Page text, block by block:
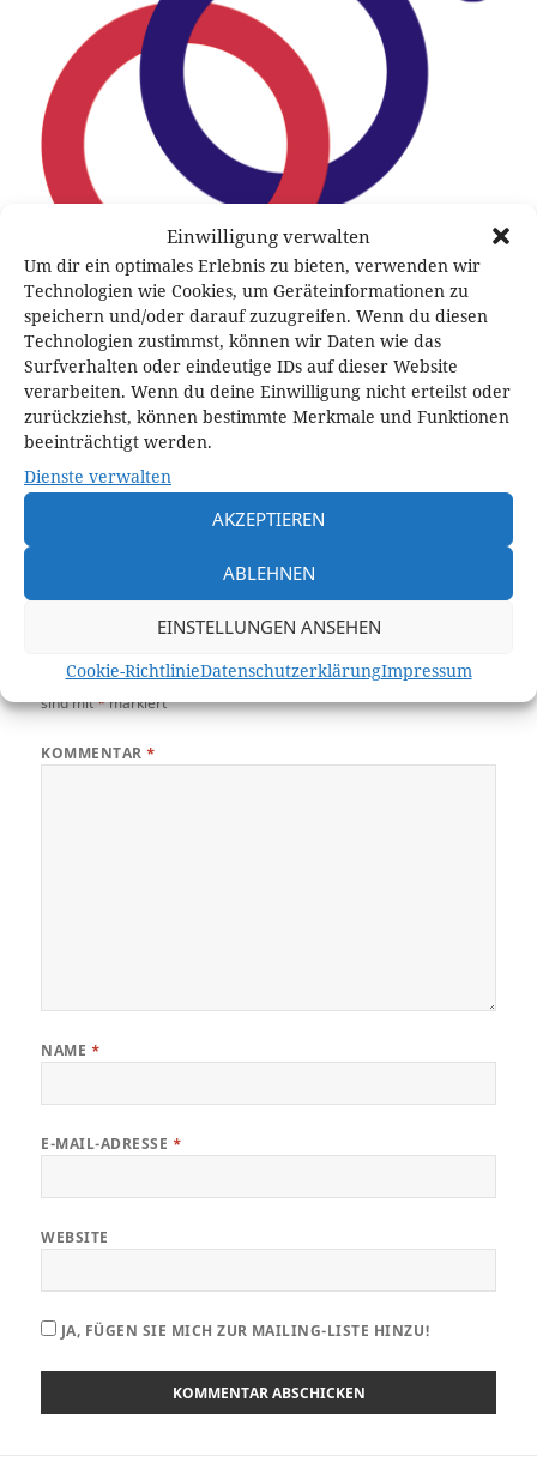
Einwilligung verwalten
Um dir ein optimales Erlebnis zu bieten, verwenden wir
Technologien wie Cookies, um Geräteinformationen zu
speichern und/oder darauf zuzugreifen. Wenn du diesen
Technologien zustimmst, können wir Daten wie das
Surfverhalten oder eindeutige IDs auf dieser Website
verarbeiten. Wenn du deine Einwilligung nicht erteilst oder
zurückziehst, können bestimmte Merkmale und Funktionen
beeinträchtigt werden.
Dienste verwalten
AKZEPTIEREN
ABLEHNEN
EINSTELLUNGEN ANSEHEN
Cookie-RichtlinieDatenschutzerklärungImpressum
Schreibe einen Kommentar
Deine E-Mail-Adresse wird nicht veröffentlicht.Erforderliche Felder
sind mit*markiert
KOMMENTAR*
NAME *
E-MAIL-ADRESSE *
WEBSITE
JA, FÜGEN SIE MICH ZUR MAILING-LISTE HINZU!